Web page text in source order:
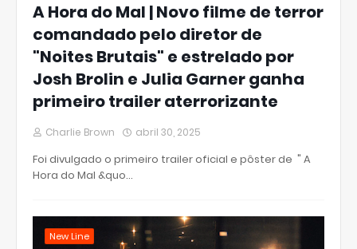
A Hora do Mal | Novo filme de terror
comandado pelo diretor de
"Noites Brutais" e estrelado por
Josh Brolin e Julia Garner ganha
primeiro trailer aterrorizante
Charlie Brown abril 30, 2025
Foi divulgado o primeiro trailer oficial e pôster de " A
Hora do Mal &quo…
New Line